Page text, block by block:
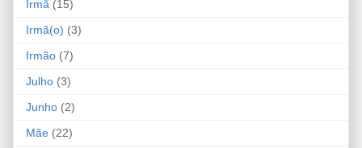
Irmã (15)
Irmã(o) (3)
Irmão (7)
Julho (3)
Junho (2)
Mãe (22)